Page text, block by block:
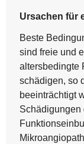
Ursachen für
Beste
sind freie und
altersbedingte
schädigen, so
beeinträchtigt
Schädigungen